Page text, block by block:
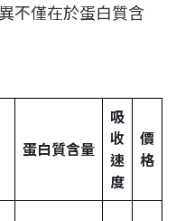
不僅在於蛋白質含
蛋白質含量
吸
收
速
度
價
格